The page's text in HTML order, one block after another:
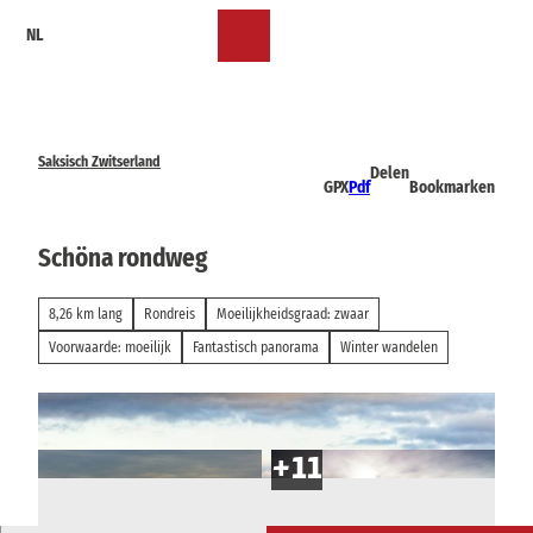
NL
Saksisch Zwitserland
GPXPdf
Delen
Bookmarken
Schöna rondweg
8,26 km lang Rondreis
Moeilijkheidsgraad: zwaar
Voorwaarde: moeilijk
Fantastisch panorama Winter wandelen